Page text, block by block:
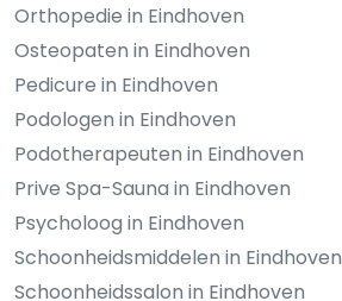
Orthopedie in Eindhoven
Osteopaten in Eindhoven
Pedicure in Eindhoven
Podologen in Eindhoven
Podotherapeuten in Eindhoven
Prive Spa-Sauna in Eindhoven
Psycholoog in Eindhoven
Schoonheidsmiddelen in Eindhoven
Schoonheidssalon in Eindhoven